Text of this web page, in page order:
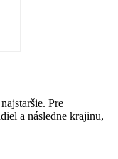
Pre
a následne krajinu,